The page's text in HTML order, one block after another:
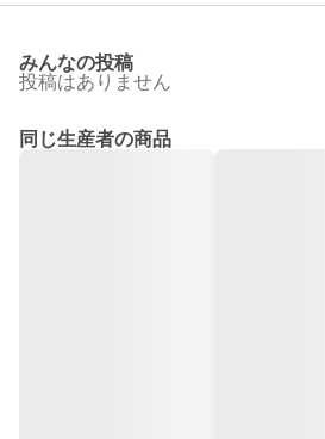
みんなの投稿
投稿はありません
同じ生産者の商品